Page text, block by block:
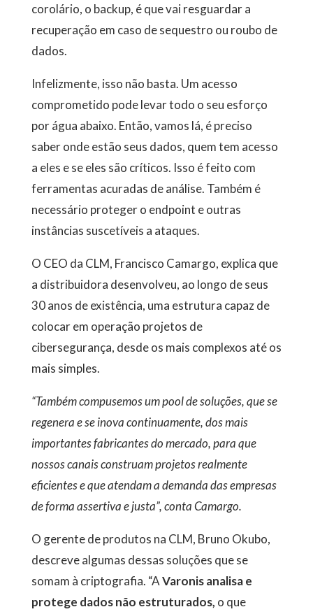
corolário, o backup, é que vai resguardar a
recuperação em caso de sequestro ou roubo de
dados.
Infelizmente, isso não basta. Um acesso
comprometido pode levar todo o seu esforço
por água abaixo. Então, vamos lá, é preciso
saber onde estão seus dados, quem tem acesso
a eles e se eles são críticos. Isso é feito com
ferramentas acuradas de análise. Também é
necessário proteger o endpoint e outras
instâncias suscetíveis a ataques.
O CEO da CLM, Francisco Camargo, explica que
a distribuidora desenvolveu, ao longo de seus
30 anos de existência, uma estrutura capaz de
colocar em operação projetos de
cibersegurança, desde os mais complexos até os
mais simples.
“Também compusemos um pool de soluções, que se
regenera e se inova continuamente, dos mais
importantes fabricantes do mercado, para que
nossos canais construam projetos realmente
eficientes e que atendam a demanda das empresas
de forma assertiva e justa”, conta Camargo.
O gerente de produtos na CLM, Bruno Okubo,
descreve algumas dessas soluções que se
somam à criptografia. “AVaronis analisa e
protege dados não estruturados, o que